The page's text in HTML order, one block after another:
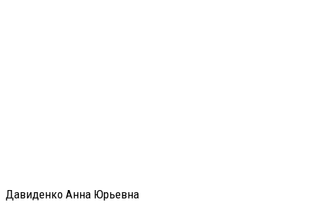
Давиденко Анна Юрьевна